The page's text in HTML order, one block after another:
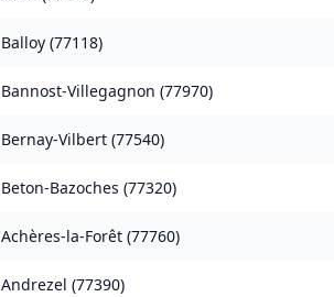
Balloy (77118)
Bannost-Villegagnon (77970)
Bernay-Vilbert (77540)
Beton-Bazoches (77320)
Achères-la-Forêt (77760)
Andrezel (77390)